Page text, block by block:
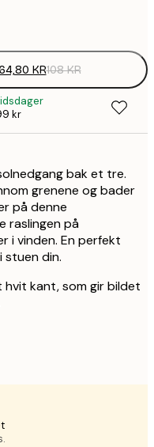
KR108 KR
kr
bak et tre.
grenene og bader
på denne
raslingen på
i vinden. En perfekt
stuen din.
hvit kant, som gir bildet